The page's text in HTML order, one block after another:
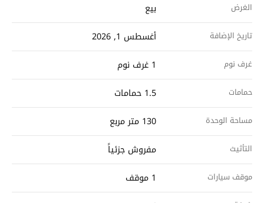
الغرض بيع
تاريخ الإضافة أغسطس 1, 2026
غرف نوم 1 غرف نوم
حمامات 1.5 حمامات
مساحة الوحدة 130 متر مربع
التأثيث مفروش جزئياً
موقف سيارات 1 موقف